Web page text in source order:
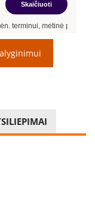
Skaičiuoti
metinė palūkanų